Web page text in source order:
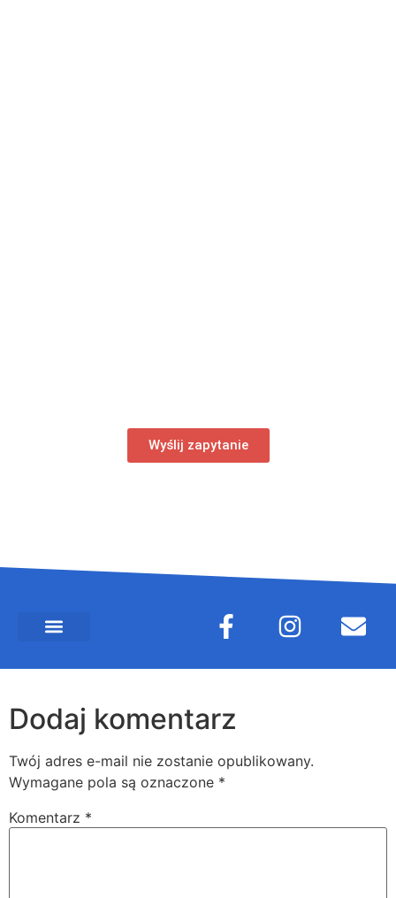
Wyślij zapytanie
Dodaj komentarz
Twój adres e-mail nie zostanie opublikowany.
Wymagane pola są oznaczone *
Komentarz *